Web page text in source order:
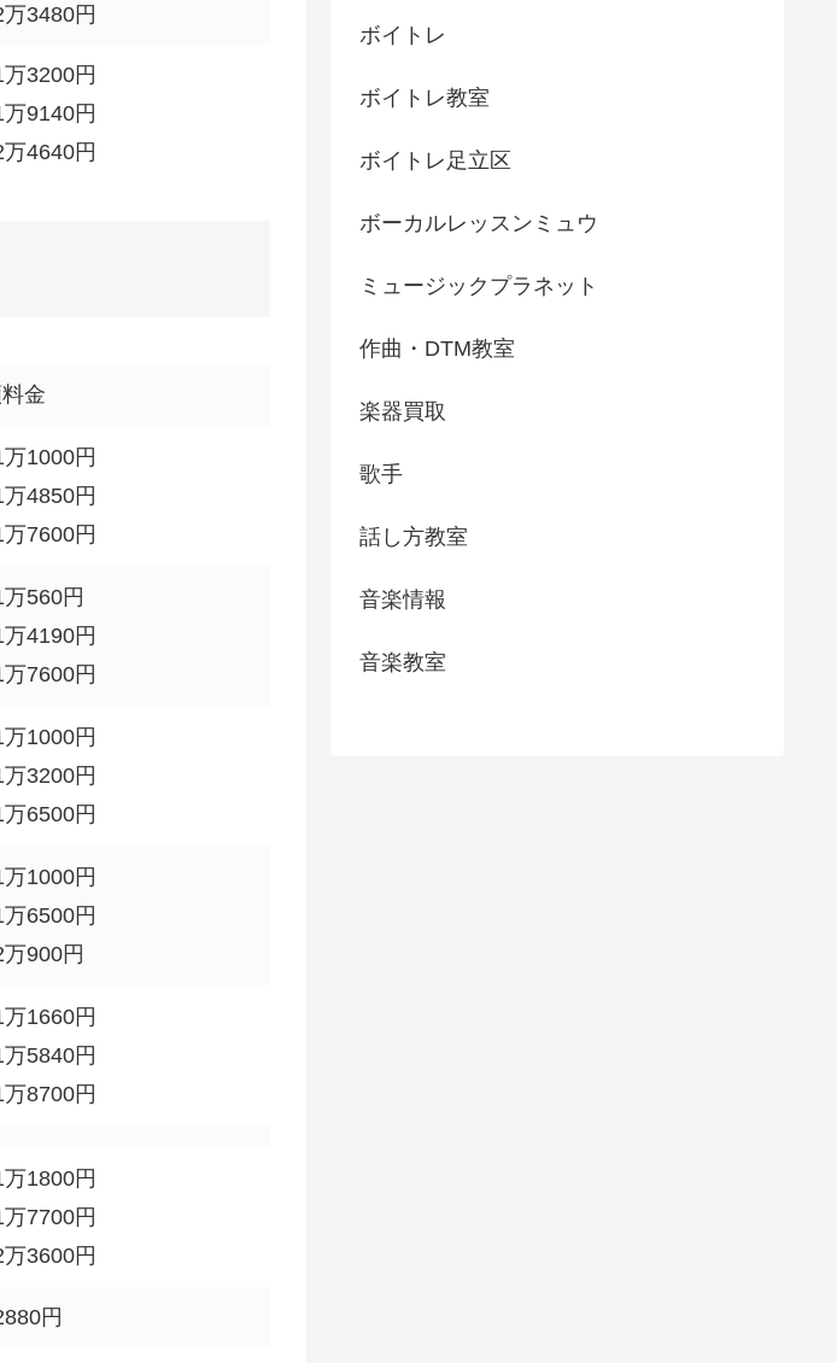
3480円
万3200円
万9140円
4640円
金
万1000円
万4850円
7600円
560円
万4190円
7600円
万1000円
万3200円
6500円
万1000円
万6500円
900円
万1660円
万5840円
8700円
万1800円
万7700円
3600円
円
ボイトレ
ボイトレ教室
ボイトレ足立区
ボーカルレッスンミュウ
ミュージックプラネット
作曲・DTM教室
楽器買取
歌手
話し方教室
音楽情報
音楽教室